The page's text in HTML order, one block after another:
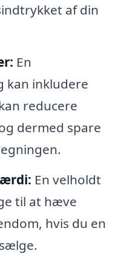
af din
En
kan inkludere
reducere
dermed spare
En velholdt
til at hæve
hvis du en